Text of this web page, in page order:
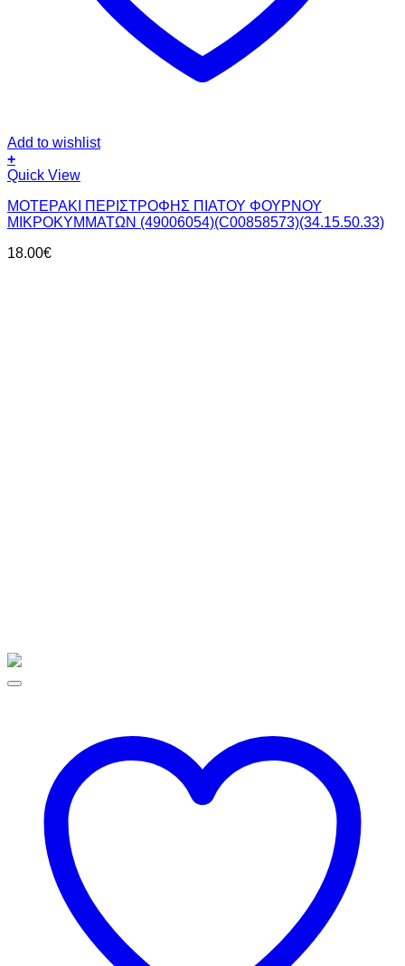
Add to wishlist
+
Quick View
ΜΟΤΕΡΑΚΙ ΠΕΡΙΣΤΡΟΦΗΣ ΠΙΑΤΟΥ ΦΟΥΡΝΟΥ
ΜΙΚΡΟΚΥΜΜΑΤΩΝ (49006054)(C00858573)(34.15.50.33)
18.00€